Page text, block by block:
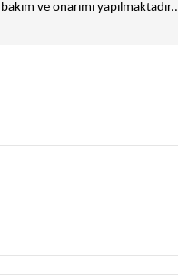
bakım ve onarımı yapılmaktadır..